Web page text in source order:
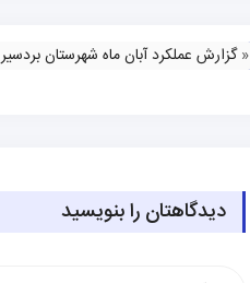
«گزارش عملکرد آبان ماه شهرستان بردسیر
دیدگاهتان را بنویسید